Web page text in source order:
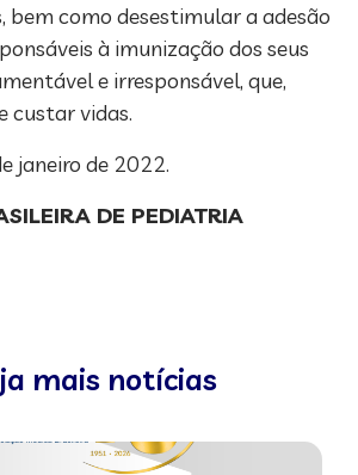
bem como desestimular a adesão
à imunização dos seus
e irresponsável, que,
custar vidas.
janeiro de 2022.
DE PEDIATRIA
mais notícias